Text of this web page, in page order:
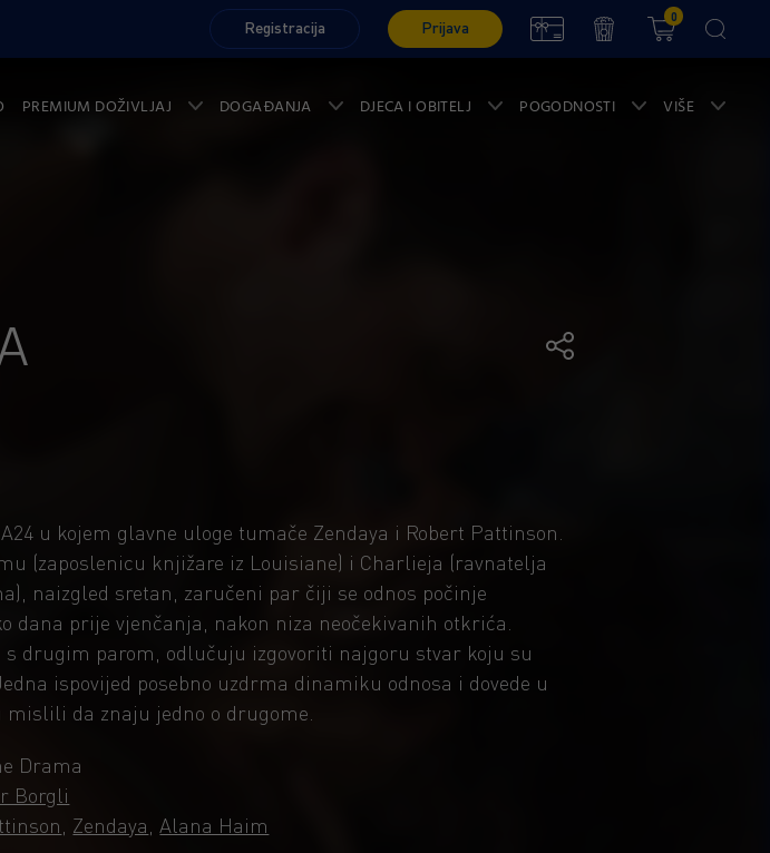
Registracija Prijava
0
PREMIUM DOŽIVLJAJ DOGAĐANJA DJECA I OBITELJ POGODNOSTI VIŠE
u kojem glavne uloge tumače Zendaya i Robert Pattinson.
(zaposlenicu knjižare iz Louisiane) i Charlieja (ravnatelja
naizgled sretan, zaručeni par čiji se odnos počinje
dana prije vjenčanja, nakon niza neočekivanih otkrića.
s drugim parom, odlučuju izgovoriti najgoru stvar koju su
ispovijed posebno uzdrma dinamiku odnosa i dovede u
mislili da znaju jedno o drugome.
Drama
Borgli
Zendaya Alana Haim